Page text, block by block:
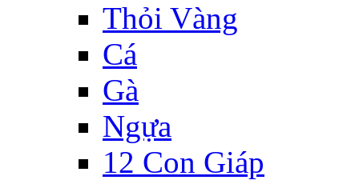
Thỏi Vàng
Cá
Gà
Ngựa
12 Con Giáp